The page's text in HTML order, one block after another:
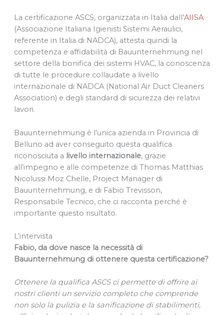
La certificazione ASCS, organizzata in Italia dall’AIISA
(Associazione Italiana Igienisti Sistemi Aeraulici,
referente in Italia di NADCA), attesta quindi la
competenza e affidabilità di Bauunternehmung nel
settore della bonifica dei sistemi HVAC, la conoscenza
di tutte le procedure collaudate a livello
internazionale di NADCA (National Air Duct Cleaners
Association) e degli standard di sicurezza dei relativi
lavori.
Bauunternehmung è l’unica azienda in Provincia di
Belluno ad aver conseguito questa qualifica
riconosciuta a livello internazionale, grazie
all’impegno e alle competenze di Thomas Matthias
Nicolussi Moz Chelle, Project Manager di
Bauunternehmung, e di Fabio Trevisson,
Responsabile Tecnico, che ci racconta perché è
importante questo risultato.
L’intervista
Fabio, da dove nasce la necessità di
Bauunternehmung di ottenere questa certificazione?
Ottenere la qualifica ASCS ci permette di offrire ai
nostri clienti un servizio completo che comprende
non solo la pulizia e la sanificazione di stabilimenti,